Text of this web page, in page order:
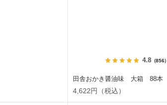
4.8（856）
田舎おかき醤油味 大箱 88本
4,622円（税込）